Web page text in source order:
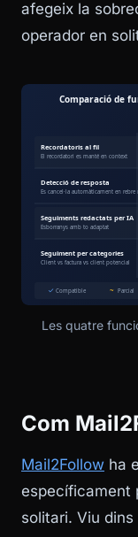
afegeix la
operador en
Les quatre
Com
Mail2Follow ha
específicament
solitari. Viu